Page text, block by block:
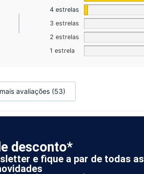
4 estrelas
3 estrelas
2 estrelas
1 estrela
avaliações (53)
desconto*
e fique a par de todas as